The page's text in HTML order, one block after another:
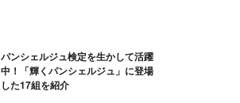
パンシェルジュ検定を生かして活躍
中！「輝くパンシェルジュ」に登場
した17組を紹介